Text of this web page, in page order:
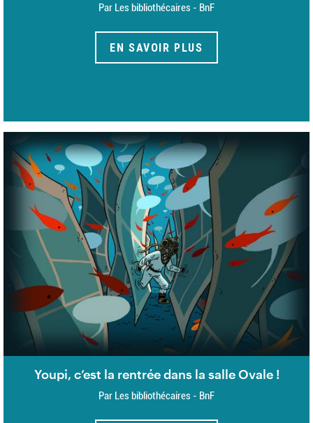
Par Les bibliothécaires - BnF
EN SAVOIR PLUS
Youpi, c’est la rentrée dans la salle Ovale !
Par Les bibliothécaires - BnF